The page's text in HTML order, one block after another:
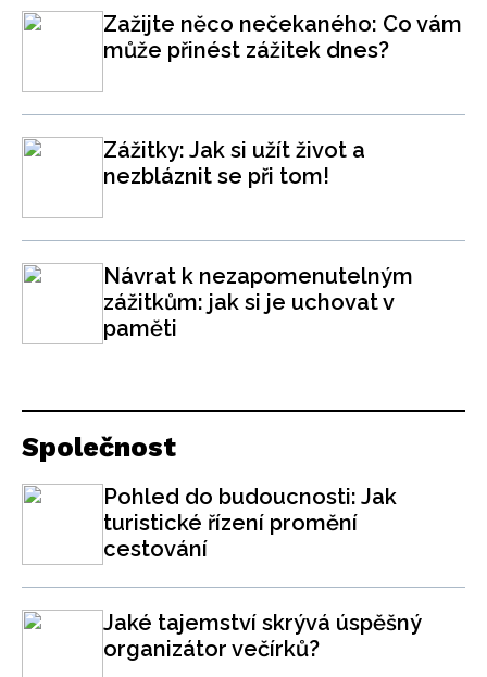
Zažijte něco nečekaného: Co vám
může přinést zážitek dnes?
Zážitky: Jak si užít život a
nezbláznit se při tom!
Návrat k nezapomenutelným
zážitkům: jak si je uchovat v
paměti
Společnost
Pohled do budoucnosti: Jak
turistické řízení promění
cestování
Jaké tajemství skrývá úspěšný
organizátor večírků?